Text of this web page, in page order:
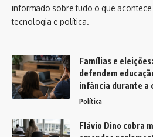
informado sobre tudo o que
tecnologia e política.
Famílias e
defendem
infância durante a
Política
Flávio Dino cobra